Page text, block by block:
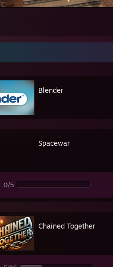
Blender
Spacewar
0/5
Chained Together